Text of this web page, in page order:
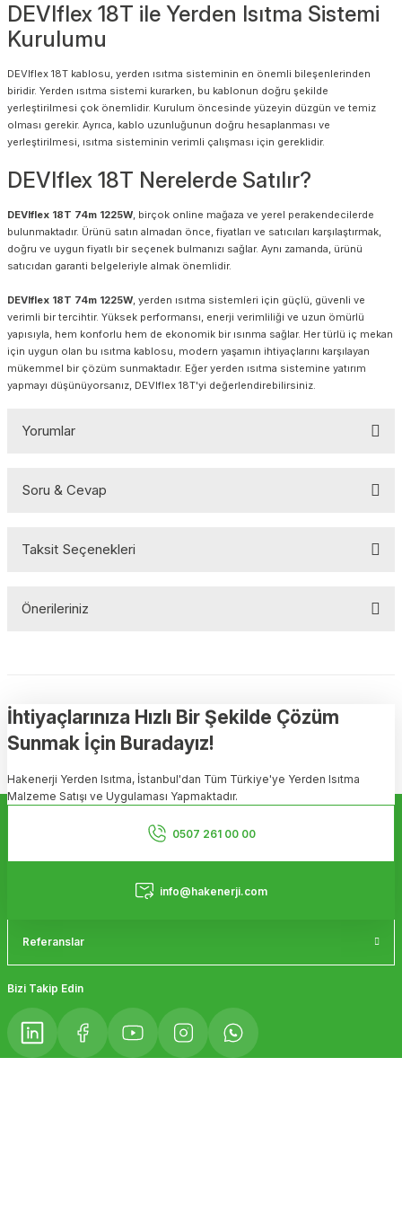
DEVIflex 18T ile Yerden Isıtma Sistemi
Kurulumu
DEVIflex 18T kablosu, yerden ısıtma sisteminin en önemli bileşenlerinden
biridir. Yerden ısıtma sistemi kurarken, bu kablonun doğru şekilde
yerleştirilmesi çok önemlidir. Kurulum öncesinde yüzeyin düzgün ve temiz
olması gerekir. Ayrıca, kablo uzunluğunun doğru hesaplanması ve
yerleştirilmesi, ısıtma sisteminin verimli çalışması için gereklidir.
DEVIflex 18T Nerelerde Satılır?
DEVIflex 18T 74m 1225W, birçok online mağaza ve yerel perakendecilerde
bulunmaktadır. Ürünü satın almadan önce, fiyatları ve satıcıları karşılaştırmak,
doğru ve uygun fiyatlı bir seçenek bulmanızı sağlar. Aynı zamanda, ürünü
satıcıdan garanti belgeleriyle almak önemlidir.
DEVIflex 18T 74m 1225W, yerden ısıtma sistemleri için güçlü, güvenli ve
verimli bir tercihtir. Yüksek performansı, enerji verimliliği ve uzun ömürlü
yapısıyla, hem konforlu hem de ekonomik bir ısınma sağlar. Her türlü iç mekan
için uygun olan bu ısıtma kablosu, modern yaşamın ihtiyaçlarını karşılayan
mükemmel bir çözüm sunmaktadır. Eğer yerden ısıtma sistemine yatırım
yapmayı düşünüyorsanız, DEVIflex 18T'yi değerlendirebilirsiniz.
Yorumlar
Soru & Cevap
Taksit Seçenekleri
Önerileriniz
Görüş ve önerileriniz için teşekkür ederiz.
Ürün resmi kalitesiz, bozuk veya görüntülenemiyor.
Ürün açıklamasında eksik bilgiler bulunuyor.
Ürün bilgilerinde hatalar bulunuyor.
Ürün fiyatı diğer sitelerden daha pahalı.
Bu ürüne benzer farklı alternatifler olmalı.
İhtiyaçlarınıza Hızlı Bir Şekilde Çözüm
Sunmak İçin Buradayız!
Hakenerji Yerden Isıtma, İstanbul'dan Tüm Türkiye'ye Yerden Isıtma
Malzeme Satışı ve Uygulaması Yapmaktadır.
0507 261 00 00
info@hakenerji.com
Referanslar
Bizi Takip Edin